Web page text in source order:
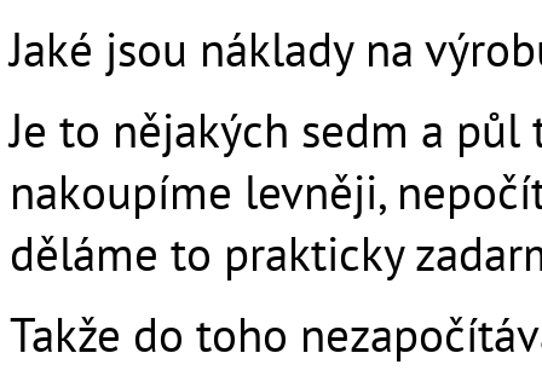
Jaké jsou náklady na
Je to nějakých sedm a
nakoupíme levněji,
děláme to prakticky
Takže do toho